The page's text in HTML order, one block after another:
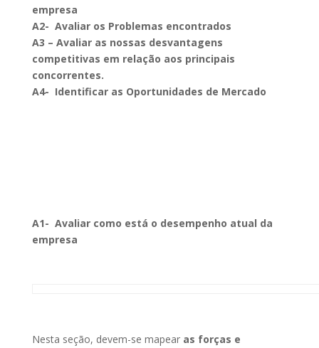
empresa
A2- Avaliar os Problemas encontrados
A3 – Avaliar as nossas desvantagens
competitivas em relação aos principais
concorrentes.
A4- Identificar as Oportunidades de Mercado
A1- Avaliar como está o desempenho atual da
empresa
Nesta seção, devem-se mapear as forças e